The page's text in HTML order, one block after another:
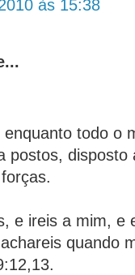
às 15:38
todo o
postos,
e ireis a mim, e
quando